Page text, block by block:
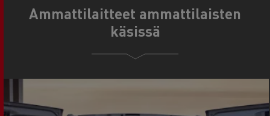
Ammattilaitteet ammattilaisten
käsissä